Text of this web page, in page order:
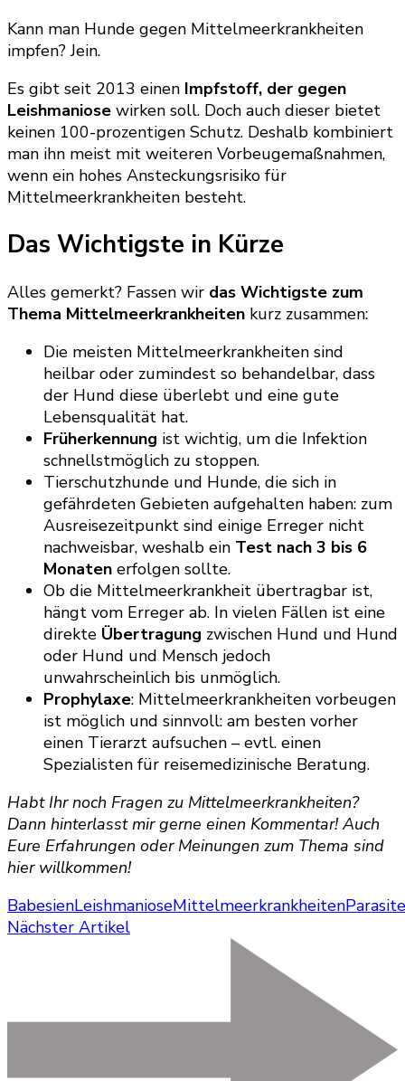
Kann man Hunde gegen Mittelmeerkrankheiten
impfen? Jein.
Es gibt seit 2013 einen Impfstoff, der gegen
Leishmaniose wirken soll. Doch auch dieser bietet
keinen 100-prozentigen Schutz. Deshalb kombiniert
man ihn meist mit weiteren Vorbeugemaßnahmen,
wenn ein hohes Ansteckungsrisiko für
Mittelmeerkrankheiten besteht.
Das Wichtigste in Kürze
Alles gemerkt? Fassen wir das Wichtigste zum
Thema Mittelmeerkrankheiten kurz zusammen:
Die meisten Mittelmeerkrankheiten sind
heilbar oder zumindest so behandelbar, dass
der Hund diese überlebt und eine gute
Lebensqualität hat.
Früherkennung ist wichtig, um die Infektion
schnellstmöglich zu stoppen.
Tierschutzhunde und Hunde, die sich in
gefährdeten Gebieten aufgehalten haben: zum
Ausreisezeitpunkt sind einige Erreger nicht
nachweisbar, weshalb ein Test nach 3 bis 6
Monaten erfolgen sollte.
Ob die Mittelmeerkrankheit übertragbar ist,
hängt vom Erreger ab. In vielen Fällen ist eine
direkte Übertragung zwischen Hund und Hund
oder Hund und Mensch jedoch
unwahrscheinlich bis unmöglich.
Prophylaxe: Mittelmeerkrankheiten vorbeugen
ist möglich und sinnvoll: am besten vorher
einen Tierarzt aufsuchen – evtl. einen
Spezialisten für reisemedizinische Beratung.
Habt Ihr noch Fragen zu Mittelmeerkrankheiten?
Dann hinterlasst mir gerne einen Kommentar! Auch
Eure Erfahrungen oder Meinungen zum Thema sind
hier willkommen!
BabesienLeishmanioseMittelmeerkrankheiten
Nächster Artikel